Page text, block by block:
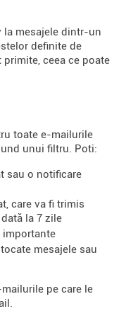
la mesajele dintr-un
definite de
ceea ce poate
toate e-mailurile
unui filtru. Poti:
sau o notificare
care va fi trimis
la 7 zile
importante
mesajele sau
pe care le